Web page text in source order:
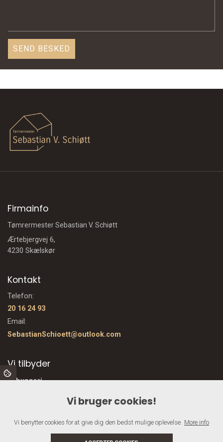
Firmainfo
Tømrermester Sebastian V. Schiøtt
Ærtebjergvej 6,
4230 Skælskør
Kontakt
Telefon:
20 16 24 93
Email:
SebastianSchioett@outlook.com
Vi tilbyder
Nybyggeri
Nyt tag
Totalentreprise
Vi bruger cookies!
Vi benytter cookies for at give dig den bedst mulige oplevelse. More info